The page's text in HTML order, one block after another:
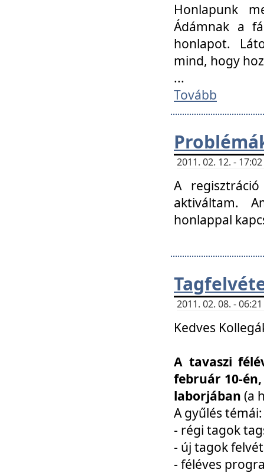
Honlapunk
Ádámnak a
honlapot.
mind, hogy
...
Tovább
2011. 02. 12. -
A
aktiváltam.
honlappal
2011. 02. 08. -
Kedves
A tavaszi
február 10-
laborjában (a
A gyűlés témái:
- régi tagok
- új tagok
- féléves